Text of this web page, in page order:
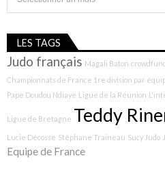
LES TAGS
Judo français Magali Baton
Championnats de France 1re division par
Pape Doudou Ndiaye Ligue de la Réunion
Ligue de Bretagne Teddy
Lucie Décosse Stéphane Traineau Sucy Judo
Equipe de France